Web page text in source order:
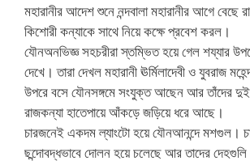
মহারানীর আদেশ শুনে নন্দবালা মহারানীর আগে বেছে
কিশোরী কন্যাকে সাথে নিয়ে কক্ষে প্রবেশ করল।
যৌনঅনভিজ্ঞ সহচরীরা স্তম্ভিত হয়ে গেল শয্যার
দেখে। তারা দেখল মহারানী ঊর্মিলাদেবী ও যুবরাজ
উপরে বসে যৌনসঙ্গমে সংযুক্ত আছেন আর তাঁদের
রাজকন্যা হাতেপায়ে আঁকড়ে জড়িয়ে ধরে আছে।
চারজনেই একদম ল্যাংটো হয়ে যৌনআনন্দে মশগুল।
ছন্দোবদ্ধভাবে দোলন হয়ে চলেছে আর তাদের